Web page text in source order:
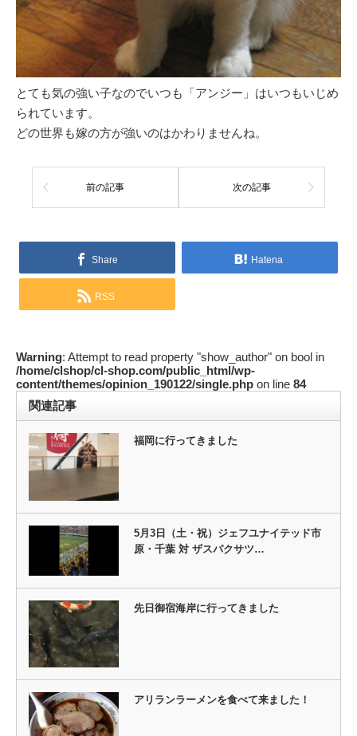
とても気の強い子なのでいつも「アンジー」はいつもいじめ
られています。
どの世界も嫁の方が強いのはかわりませんね。
前の記事 次の記事
Share Hatena
RSS
Warning: Attempt to read property "show_author" on bool in
/home/clshop/cl-shop.com/public_html/wp-
content/themes/opinion_190122/single.php on line 84
関連記事
福岡に行ってきました
5月3日（土・祝）ジェフユナイテッド市
原・千葉 対 ザスパクサツ…
先日御宿海岸に行ってきました
アリランラーメンを食べて来ました！